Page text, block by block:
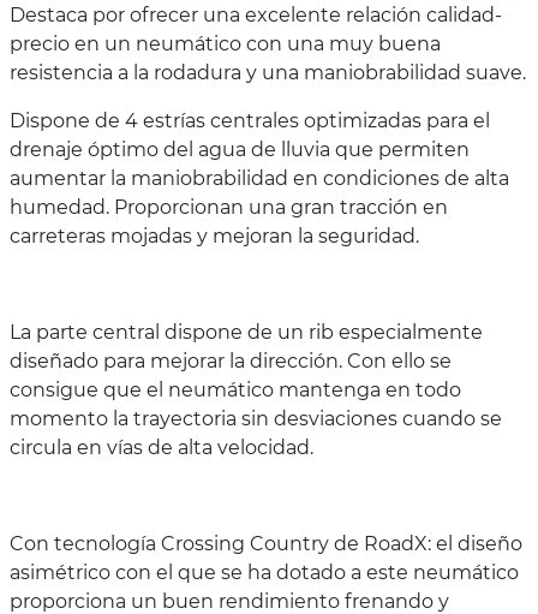
Destaca por ofrecer una excelente relación calidad-
precio en un neumático con una muy buena
resistencia a la rodadura y una maniobrabilidad suave.
Dispone de 4 estrías centrales optimizadas para el
drenaje óptimo del agua de lluvia que permiten
aumentar la maniobrabilidad en condiciones de alta
humedad. Proporcionan una gran tracción en
carreteras mojadas y mejoran la seguridad.
La parte central dispone de un rib especialmente
diseñado para mejorar la dirección. Con ello se
consigue que el neumático mantenga en todo
momento la trayectoria sin desviaciones cuando se
circula en vías de alta velocidad.
Con tecnología Crossing Country de RoadX: el diseño
asimétrico con el que se ha dotado a este neumático
proporciona un buen rendimiento frenando y